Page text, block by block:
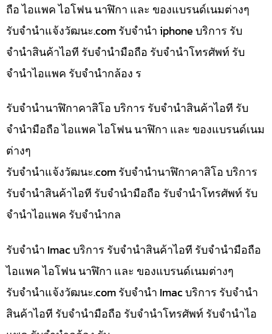
ถือ ไอแพค ไอโฟน นาฬิกา และ ของแบรนด์เนมต่างๆ
รับจํานําแจ้งวัฒนะ.com รับจำนำ iphone บริการ รับ
จำนำสินค้าไอที รับจำนำมือถือ รับจำนำโทรศัพท์ รับ
จำนำไอแพค รับจำนำกล้อง ร
รับจำนำนาฬิกาคาสิโอ บริการ รับจำนำสินค้าไอที รับ
จำนำมือถือ ไอแพค ไอโฟน นาฬิกา และ ของแบรนด์เนม
ต่างๆ
รับจํานําแจ้งวัฒนะ.com รับจำนำนาฬิกาคาสิโอ บริการ
รับจำนำสินค้าไอที รับจำนำมือถือ รับจำนำโทรศัพท์ รับ
จำนำไอแพค รับจำนำกล
รับจำนำ Imac บริการ รับจำนำสินค้าไอที รับจำนำมือถือ
ไอแพค ไอโฟน นาฬิกา และ ของแบรนด์เนมต่างๆ
รับจํานําแจ้งวัฒนะ.com รับจำนำ Imac บริการ รับจำนำ
สินค้าไอที รับจำนำมือถือ รับจำนำโทรศัพท์ รับจำนำไอ